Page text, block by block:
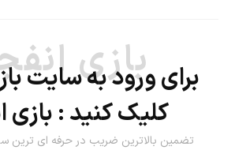
بازی
برای ورود به سایت
کلیک کنید : بازی
تضمین بالاترین ضریب در حرفه ای ترین